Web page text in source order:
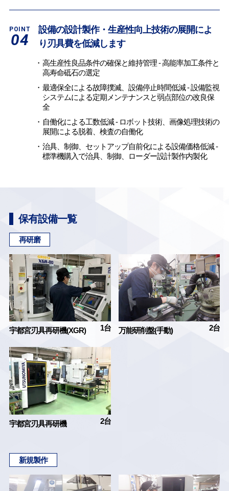
04
設備の設計製作・生産性向上技術の展開によ
り刃具費を低減します
高生産性良品条件の確保と維持管理 - 高能率加工条件と
高寿命砥石の選定
最適保全による故障撲滅、設備停止時間低減 - 設備監視
システムによる定期メンテナンスと弱点部位の改良保
全
自働化による工数低減 - ロボット技術、画像処理技術の
展開による脱着、検査の自働化
治具、制御、セットアップ自前化による設備価格低減 -
標準機購入で治具、制御、ローダー設計製作内製化
保有設備一覧
再研磨
宇都宮刃具再研機(XGR) 1台 万能研削盤(手動) 2台
宇都宮刃具再研機 2台
新規製作